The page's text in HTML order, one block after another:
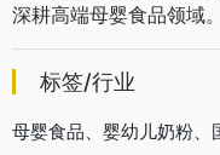
深耕高端母婴食品领域。
标签/行业
母婴食品、婴幼儿奶粉、